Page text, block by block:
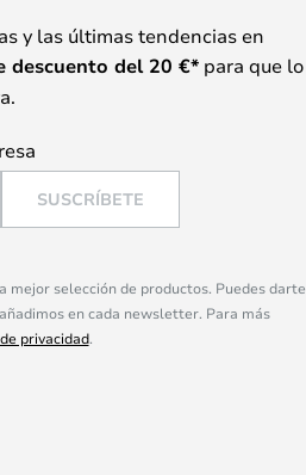
y las últimas tendencias en
descuento del 20 €*para que lo
SUSCRÍBETE
mejor selección de productos. Puedes darte
en cada newsletter. Para más
privacidad.